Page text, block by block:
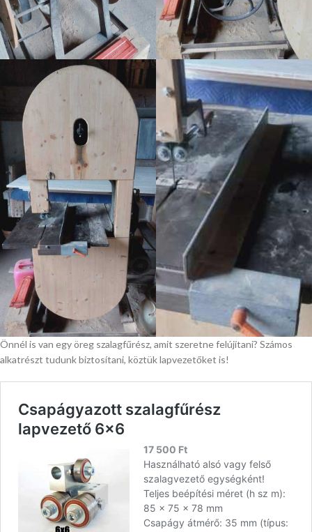
Önnél is van egy öreg szalagfűrész, amit szeretne felújítani? Számos
alkatrészt tudunk biztosítani, köztük lapvezetőket is!